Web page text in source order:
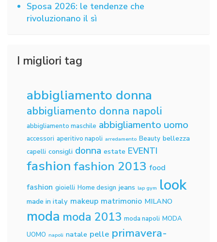
Sposa 2026: le tendenze che
rivoluzionano il sì
I migliori tag
abbigliamento donna
abbigliamento donna napoli
abbigliamento maschile abbigliamento uomo
accessori aperitivo napoli arredamento Beauty bellezza
capelli consigli donna estate EVENTI
fashion fashion 2013 food
fashion gioielli Home design jeans lap gym look
made in italy makeup matrimonio MILANO
moda moda 2013 moda napoli MODA
UOMO napoli natale pelle primavera-